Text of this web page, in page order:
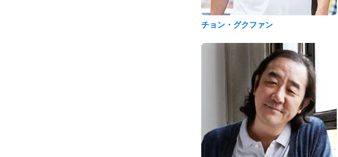
チョン・グクファン